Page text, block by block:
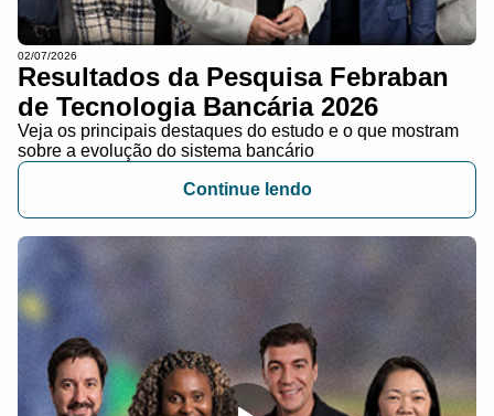
02/07/2026
Resultados da Pesquisa Febraban
de Tecnologia Bancária 2026
Veja os principais destaques do estudo e o que mostram
sobre a evolução do sistema bancário
Continue lendo